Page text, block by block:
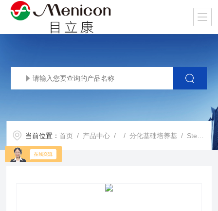
当前位置：首页 / 产品中心 / /分化基础培养基 / StemFit分化培养基